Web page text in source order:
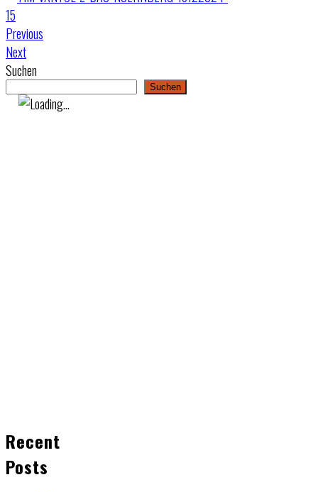
Previous
Next
Suchen
Suchen
Recent
Posts